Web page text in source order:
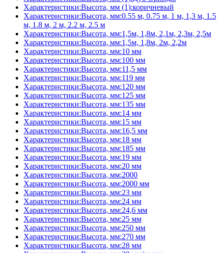
Характеристики:Высота, мм (1):коричневый
Характеристики:Высота, мм:0.55 м, 0.75 м, 1 м, 1,3 м, 1.5
м, 1.8 м, 2 м, 2.2 м, 2.5 м
Характеристики:Высота, мм:1,5м, 1,8м, 2,1м, 2,3м, 2,5м
Характеристики:Высота, мм:1,5м, 1,8м, 2м, 2,2м
Характеристики:Высота, мм:10 мм
Характеристики:Высота, мм:100 мм
Характеристики:Высота, мм:11,5 мм
Характеристики:Высота, мм:119 мм
Характеристики:Высота, мм:120 мм
Характеристики:Высота, мм:125 мм
Характеристики:Высота, мм:135 мм
Характеристики:Высота, мм:14 мм
Характеристики:Высота, мм:15 мм
Характеристики:Высота, мм:16,5 мм
Характеристики:Высота, мм:18 мм
Характеристики:Высота, мм:185 мм
Характеристики:Высота, мм:19 мм
Характеристики:Высота, мм:20 мм
Характеристики:Высота, мм:2000
Характеристики:Высота, мм:2000 мм
Характеристики:Высота, мм:23 мм
Характеристики:Высота, мм:24 мм
Характеристики:Высота, мм:24,6 мм
Характеристики:Высота, мм:25 мм
Характеристики:Высота, мм:250 мм
Характеристики:Высота, мм:270 мм
Характеристики:Высота, мм:28 мм